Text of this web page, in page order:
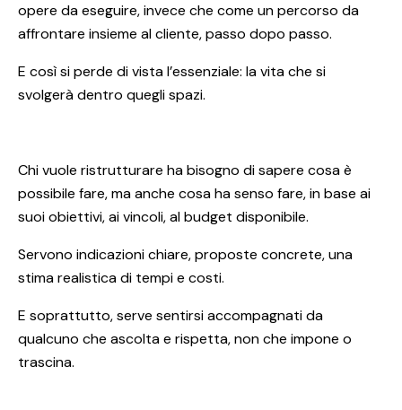
opere da eseguire, invece che come un percorso da
affrontare insieme al cliente, passo dopo passo.
E così si perde di vista l’essenziale: la vita che si
svolgerà dentro quegli spazi.
Chi vuole ristrutturare ha bisogno di sapere cosa è
possibile fare, ma anche cosa ha senso fare, in base ai
suoi obiettivi, ai vincoli, al budget disponibile.
Servono indicazioni chiare, proposte concrete, una
stima realistica di tempi e costi.
E soprattutto, serve sentirsi accompagnati da
qualcuno che ascolta e rispetta, non che impone o
trascina.